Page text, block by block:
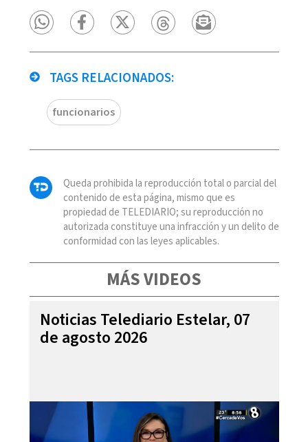
TAGS RELACIONADOS:
funcionarios
Queda prohibida la reproducción total o parcial del
contenido de esta página, mismo que es
propiedad de TELEDIARIO; su reproducción no
autorizada constituye una infracción y un delito de
conformidad con las leyes aplicables.
MÁS VIDEOS
Noticias Telediario Estelar, 07
de agosto 2026